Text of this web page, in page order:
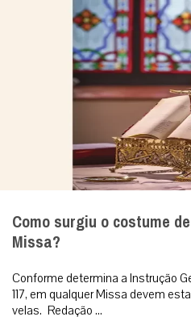
Como surgiu o costume
Missa?
Conforme determina a Instrução
117, em qualquer Missa devem
velas. Redação ...